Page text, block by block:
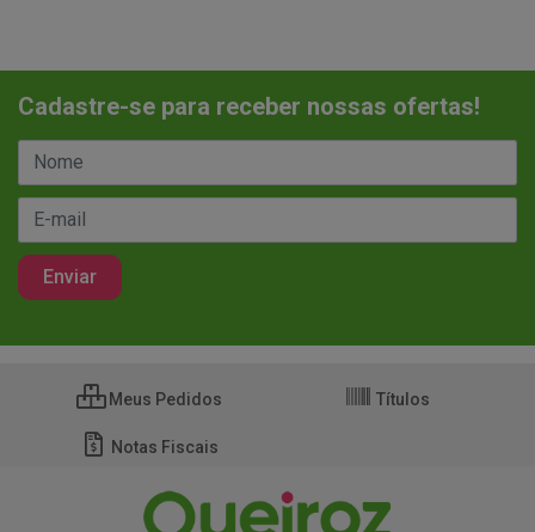
Cadastre-se para receber nossas ofertas!
Meus Pedidos Títulos
Notas Fiscais